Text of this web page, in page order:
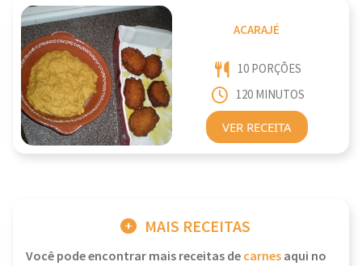
ACARAJÉ
10 PORÇÕES
120 MINUTOS
VER RECEITA
MAIS RECEITAS
Você pode encontrar mais receitas decarnesaqui no